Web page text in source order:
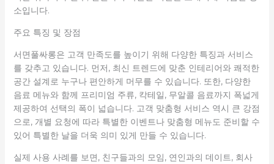
소입니다.
주요 특징 및 장점
서면풀싸롱은 고객 만족도를 높이기 위해 다양한 특징과 서비스
를 갖추고 있습니다. 먼저, 최신 트렌드에 맞춘 인테리어와 쾌적한
공간 설계로 누구나 편안하게 머무를 수 있습니다. 또한, 다양한
음료 메뉴와 함께 프리미엄 주류, 칵테일, 무알콜 음료까지 폭넓게
제공하여 선택의 폭이 넓습니다. 고객 맞춤형 서비스 역시 큰 강점
으로, 개별 요청에 따라 특별한 이벤트나 맞춤형 메뉴도 준비할 수
있어 특별한 날을 더욱 의미 있게 만들 수 있습니다.
실제 사용 사례를 보면, 친구들과의 모임, 연인과의 데이트, 회사